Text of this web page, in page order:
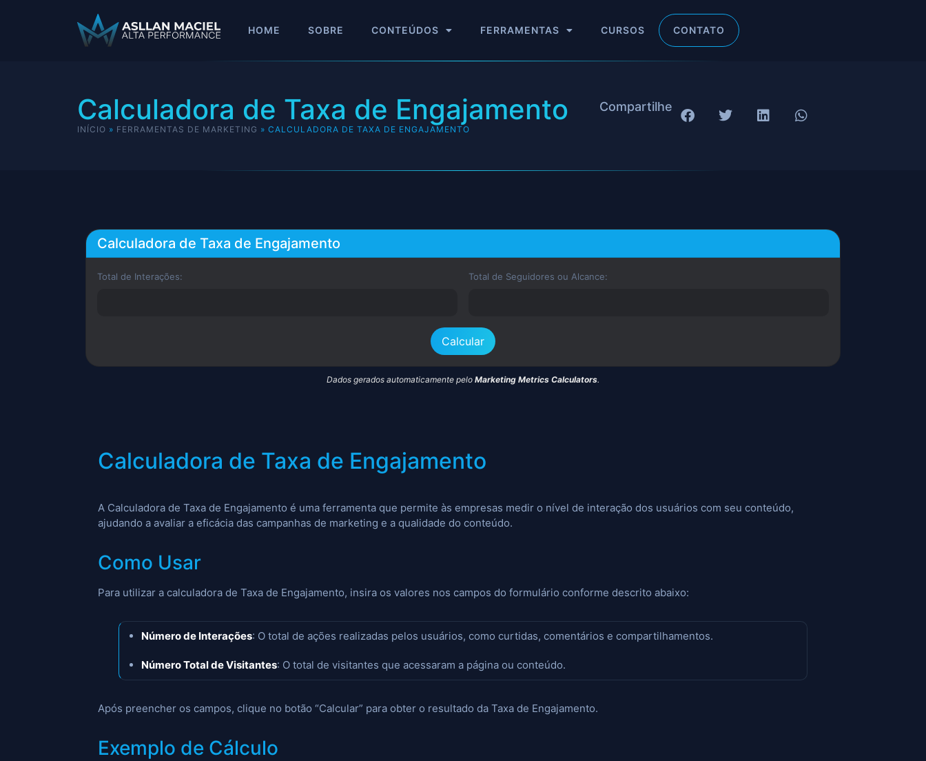
HOME SOBRE CONTEÚDOS FERRAMENTAS CURSOS CONTATO
Calculadora de Taxa de Engajamento
INÍCIO » FERRAMENTAS DE MARKETING » CALCULADORA DE TAXA DE ENGAJAMENTO
Compartilhe
Calculadora de Taxa de Engajamento
Total de Interações: Total de Seguidores ou Alcance:
Calcular
Dados gerados automaticamente pelo Marketing Metrics Calculators.
Calculadora de Taxa de Engajamento
A Calculadora de Taxa de Engajamento é uma ferramenta que permite às empresas medir o nível de interação dos usuários com seu conteúdo,
ajudando a avaliar a eficácia das campanhas de marketing e a qualidade do conteúdo.
Como Usar
Para utilizar a calculadora de Taxa de Engajamento, insira os valores nos campos do formulário conforme descrito abaixo:
Número de Interações: O total de ações realizadas pelos usuários, como curtidas, comentários e compartilhamentos.
Número Total de Visitantes: O total de visitantes que acessaram a página ou conteúdo.
Após preencher os campos, clique no botão “Calcular” para obter o resultado da Taxa de Engajamento.
Exemplo de Cálculo